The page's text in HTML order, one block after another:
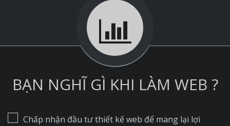
BẠN NGHĨ GÌ KHI LÀM WEB ?
Chấp nhận đầu tư thiết kế web để mang lại lợi